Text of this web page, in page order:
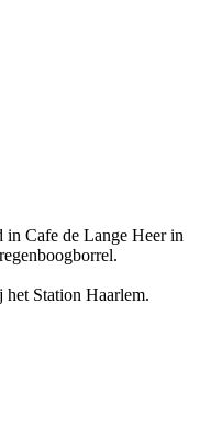
in Cafe de Lange Heer in
het Station Haarlem.